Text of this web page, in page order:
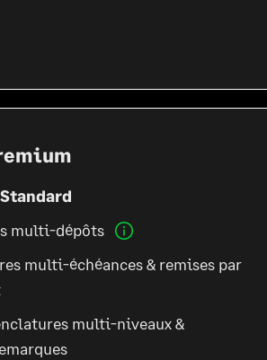
multi-dépôts
multi-échéances & remises par
multi-niveaux &